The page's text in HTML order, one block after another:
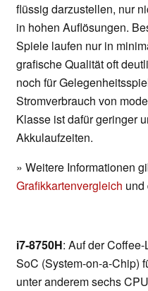
flüssig darzustellen, nur
in hohen Auflösungen.
Spiele laufen nur in
grafische Qualität oft
noch für
Stromverbrauch von
Klasse ist dafür geringer
Akkulaufzeiten.
» Weitere Informationen
Grafikkartenvergleich und
i7-8750H: Auf der
SoC (System-on-a-Chip)
unter anderem sechs